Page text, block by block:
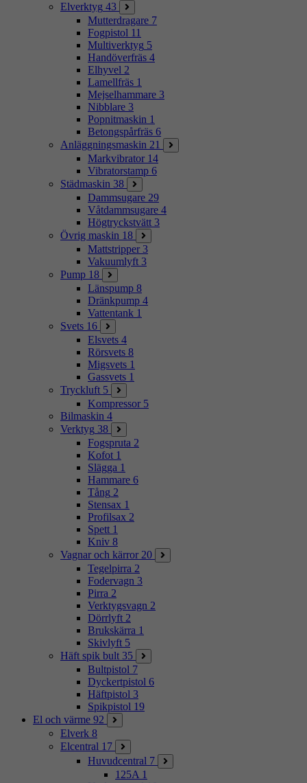
Elverktyg 43
Mutterdragare 7
Fogpistol 11
Multiverktyg 5
Handöverfräs 4
Elhyvel 2
Lamellfräs 1
Mejselhammare 3
Nibblare 3
Popnitmaskin 1
Betongspårfräs 6
Anläggningsmaskin 21
Markvibrator 14
Vibratorstamp 6
Städmaskin 38
Dammsugare 29
Våtdammsugare 4
Högtryckstvätt 3
Övrig maskin 18
Mattstripper 3
Vakuumlyft 3
Pump 18
Länspump 8
Dränkpump 4
Vattentank 1
Svets 16
Elsvets 4
Rörsvets 8
Migsvets 1
Gassvets 1
Tryckluft 5
Kompressor 5
Bilmaskin 4
Verktyg 38
Fogspruta 2
Kofot 1
Slägga 1
Hammare 6
Tång 2
Stensax 1
Profilsax 2
Spett 1
Kniv 8
Vagnar och kärror 20
Tegelpirra 2
Fodervagn 3
Pirra 2
Verktygsvagn 2
Dörrlyft 2
Brukskärra 1
Skivlyft 5
Häft spik bult 35
Bultpistol 7
Dyckertpistol 6
Häftpistol 3
Spikpistol 19
El och värme 92
Elverk 8
Elcentral 17
Huvudcentral 7
125A 1